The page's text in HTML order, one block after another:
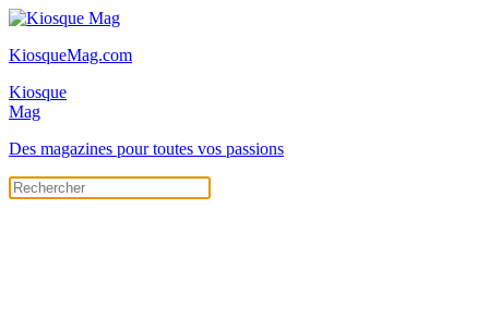
KiosqueMag.com
Kiosque
Mag
Des magazines pour toutes vos passions